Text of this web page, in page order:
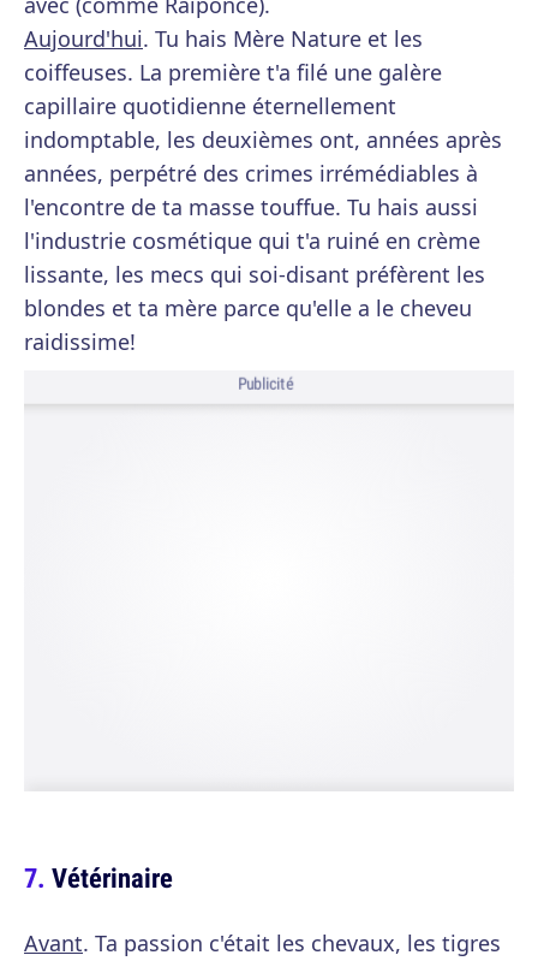
Aujourd'hui. Tu hais Mère Nature et les
coiffeuses. La première t'a filé une galère
capillaire quotidienne éternellement
indomptable, les deuxièmes ont, années après
années, perpétré des crimes irrémédiables à
l'encontre de ta masse touffue. Tu hais aussi
l'industrie cosmétique qui t'a ruiné en crème
lissante, les mecs qui soi-disant préfèrent les
blondes et ta mère parce qu'elle a le cheveu
raidissime!
Publicité
Vétérinaire
Avant. Ta passion c'était les chevaux, les tigres